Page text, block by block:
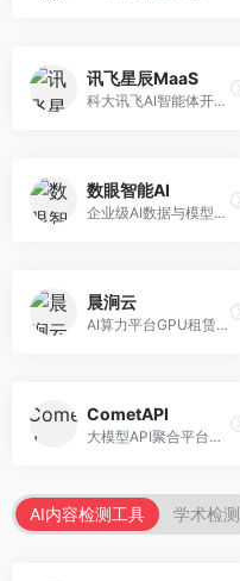
讯飞星辰MaaS
科大讯飞AI智能体开发平台，专注于企业级模型服务。面向企业用户，提供模型调用、智能体创建、行业解决方案等服务，中文能力突出。
数眼智能AI
企业级AI数据与模型服务平台，专注于数据驱动AI。面向企业用户，提供数据管理、模型训练、部署服务等，数据治理能力强。
晨涧云
AI算力平台GPU租赁服务，专注于弹性算力。面向开发者和研究者，提供GPU租赁、弹性调度、成本优化等服务，算力灵活。
CometAPI
大模型API聚合平台，整合多种AI模型服务。面向开发者，提供统一接口、模型切换、监控分析等服务，API管理便捷。
AI内容检测工具 学术检测